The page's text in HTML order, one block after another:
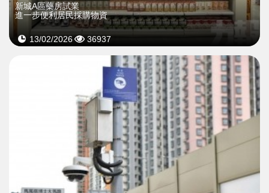
新城A區藥房試業
進一步便利居民採購物資
13/02/2026 36937